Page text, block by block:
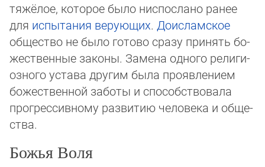
тяжёлое, которое было ниспосла­но ра­нее
для ис­пы­та­ния верующих. Доисламское
общество не было готово сразу принять бо­
жест­вен­ные законы. Замена одного религи­
озного устава другим была про­явле­­нием
божест­венной заботы и спо­соб­ст­во­ва­ла
про­грессив­ному развитию человека и об­ще­
ст­ва.
Божья Воля